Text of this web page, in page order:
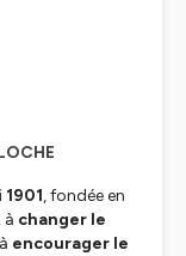
, fondée en
à changer le
encourager le